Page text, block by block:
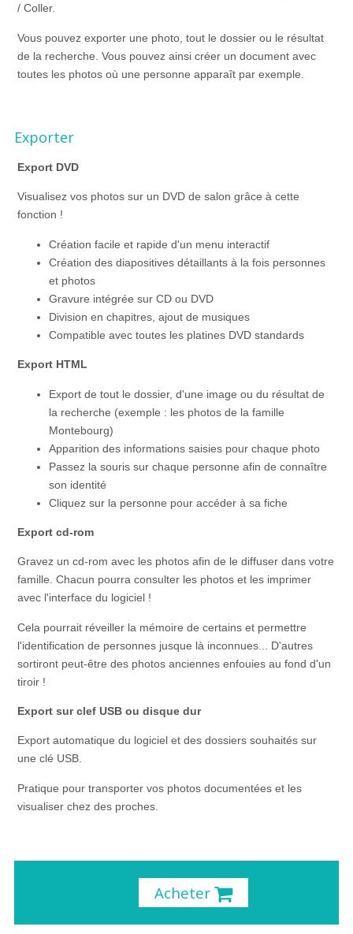
/ Coller.
Vous pouvez exporter une photo, tout le dossier ou le résultat
de la recherche. Vous pouvez ainsi créer un document avec
toutes les photos où une personne apparaît par exemple.
Exporter
Export DVD
Visualisez vos photos sur un DVD de salon grâce à cette
fonction !
Création facile et rapide d'un menu interactif
Création des diapositives détaillants à la fois personnes
et photos
Gravure intégrée sur CD ou DVD
Division en chapitres, ajout de musiques
Compatible avec toutes les platines DVD standards
Export HTML
Export de tout le dossier, d'une image ou du résultat de
la recherche (exemple : les photos de la famille
Montebourg)
Apparition des informations saisies pour chaque photo
Passez la souris sur chaque personne afin de connaître
son identité
Cliquez sur la personne pour accéder à sa fiche
Export cd-rom
Gravez un cd-rom avec les photos afin de le diffuser dans votre
famille. Chacun pourra consulter les photos et les imprimer
avec l'interface du logiciel !
Cela pourrait réveiller la mémoire de certains et permettre
l'identification de personnes jusque là inconnues... D'autres
sortiront peut-être des photos anciennes enfouies au fond d'un
tiroir !
Export sur clef USB ou disque dur
Export automatique du logiciel et des dossiers souhaités sur
une clé USB.
Pratique pour transporter vos photos documentées et les
visualiser chez des proches.
Acheter